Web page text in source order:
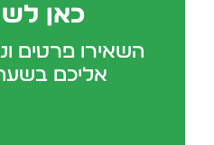
כאן
השאירו פרטים
אליכם